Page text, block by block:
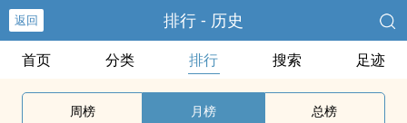
返回 排行 - 历史
首页 分类 排行 搜索 足迹
周榜 月榜 总榜